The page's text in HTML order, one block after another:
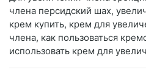
члена персидский шах,
крем купить, крем для
члена, как пользоваться
использовать крем для